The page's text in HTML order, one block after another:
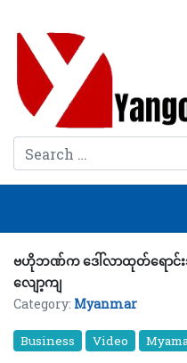
Search
ဗဟိုဘဏ်က ဒေါ်လာထုတ်ရောင်
လျော့ကျ
Category: Myanmar
Business Video